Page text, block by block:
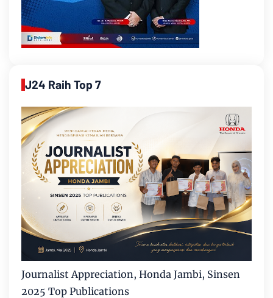
J24 Raih Top 7
Journalist Appreciation, Honda Jambi, Sinsen
2025 Top Publications